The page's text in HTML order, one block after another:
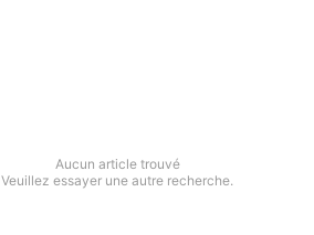
Aucun article trouvé
Veuillez essayer une autre recherche.